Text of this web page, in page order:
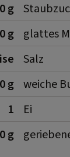
g
g
glattes
Salz
g weiche
1
Ei
g